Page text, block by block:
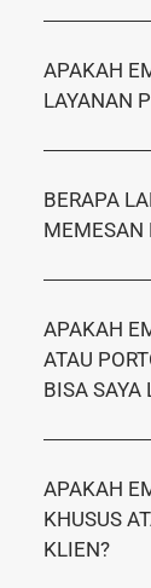
APAKAH
LAYANAN
BERAPA
MEMESAN
APAKAH
ATAU
BISA SAYA
APAKAH
KHUSUS
KLIEN?